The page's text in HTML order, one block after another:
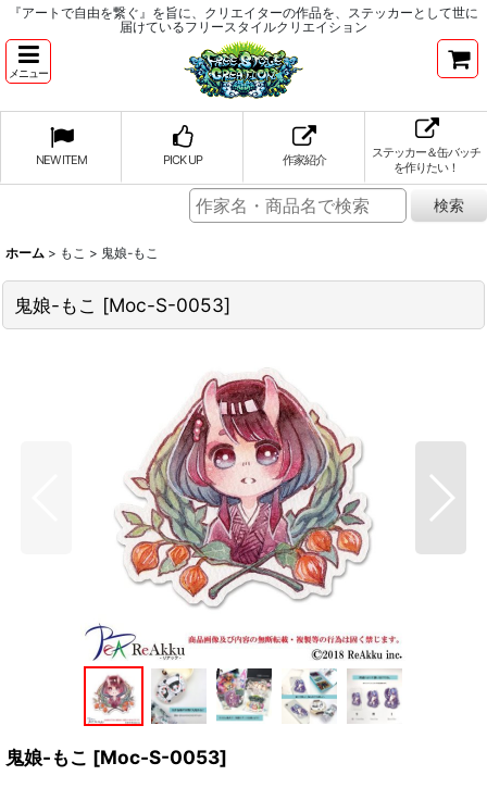
『アートで自由を繋ぐ』を旨に、クリエイターの作品を、ステッカーとして世に
届けているフリースタイルクリエイション
メニュー
NEW ITEM PICK UP 作家紹介
ステッカー＆缶バッチ
を作りたい！
ホーム > もこ > 鬼娘-もこ
鬼娘-もこ [Moc-S-0053]
鬼娘-もこ [Moc-S-0053]